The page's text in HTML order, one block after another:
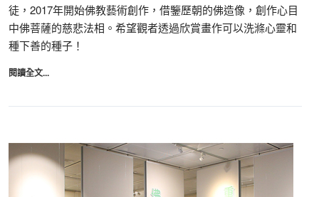
徒，2017年開始佛教藝術創作，借鑒歷朝的佛造像，創作心目
中佛菩薩的慈悲法相。希望觀者透過欣賞畫作可以洗滌心靈和
種下善的種子！
閱讀全文...